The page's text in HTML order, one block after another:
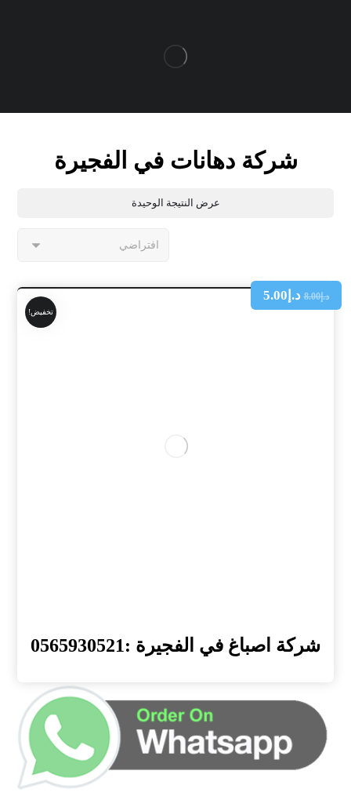
شركة دهانات في الفجيرة
عرض النتيجة الوحيدة
تخفيض!
شركة اصباغ في الفجيرة :0565930521
د.إ8.00 د.إ 5.00